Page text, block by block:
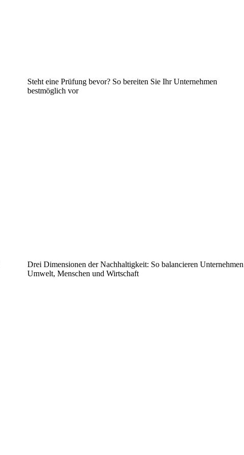
Steht eine Prüfung bevor? So bereiten Sie Ihr Unternehmen
bestmöglich vor
Drei Dimensionen der Nachhaltigkeit: So balancieren Unternehmen
Umwelt, Menschen und Wirtschaft